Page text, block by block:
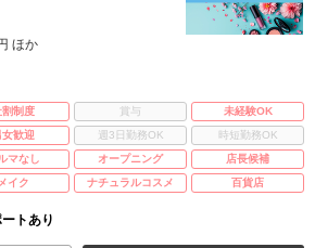
ほか
割制度 賞与
未経験OK
女歓迎 週3日勤務OK
時短勤務OK
マなし オープニング
店長候補
メイク ナチュラルコスメ 百貨店
トあり